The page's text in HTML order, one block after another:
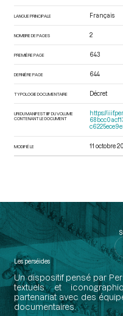
LANGUE PRINCIPALE Français
NOMBRE DE PAGES 2
PREMIÈRE PAGE 643
DERNIÈRE PAGE 644
TYPOLOGIE DOCUMENTAIRE Décret
URI DU MANIFEST IIIF DU VOLUME
CONTENANT LE DOCUMENT
https://
MODIFIÉ LE 11 octobre
Les perséides
Un dispositif pensé par
textuels et
partenariat avec des
documentaires.